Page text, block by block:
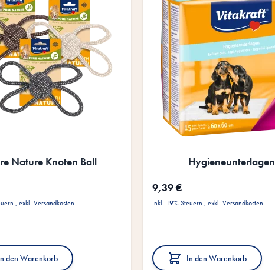
Nature Knoten Ball
, exkl. Versandkosten
den Warenkorb
Hygieneunterlagen
9,39 €
Inkl. 19% Steuern , exkl. Versandkosten
In den Warenkorb